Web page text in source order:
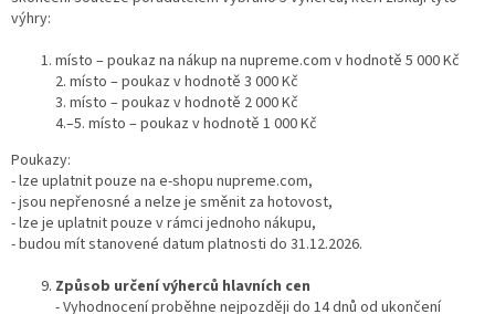
výhry:
místo – poukaz na nákup na nupreme.com v hodnotě 5 000 Kč
2. místo – poukaz v hodnotě 3 000 Kč
3. místo – poukaz v hodnotě 2 000 Kč
4.–5. místo – poukaz v hodnotě 1 000 Kč
Poukazy:
- lze uplatnit pouze na e-shopu nupreme.com,
- jsou nepřenosné a nelze je směnit za hotovost,
- lze je uplatnit pouze v rámci jednoho nákupu,
- budou mít stanovené datum platnosti do 31.12.2026.
Způsob určení výherců hlavních cen
- Vyhodnocení proběhne nejpozději do 14 dnů od ukončení